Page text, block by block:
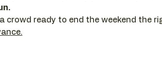
crowd ready to end the weekend the